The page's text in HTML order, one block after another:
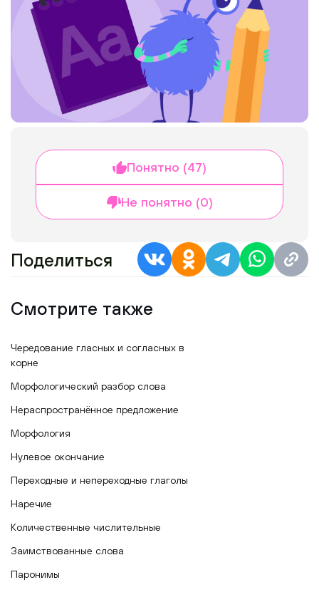
Понятно (47)
Не понятно (0)
Поделиться
Смотрите также
Чередование гласных и согласных в
корне
Морфологический разбор слова
Нераспространённое предложение
Морфология
Нулевое окончание
Переходные и непереходные глаголы
Наречие
Количественные числительные
Заимствованные слова
Паронимы